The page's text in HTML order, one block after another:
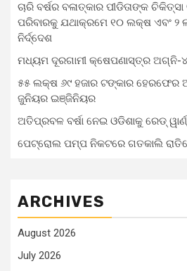
ଚାରି ବର୍ଷର ବଳାତ୍କାର ପୀଡିତାଙ୍କ
ପରିବାରକୁ ଯଥାକ୍ରମେ ୧୦ ଲକ୍ଷ ଏବଂ
ନିର୍ଦ୍ଦେଶ
ମଧ୍ୟମ ଦୂରଗାମୀ କ୍ଷେପଣାସ୍ତ୍ର ଅଗ୍ନି-
୫୫ ଲକ୍ଷ ୬୯ ହଜାର ଟଙ୍କାର ହେରଫେର
ଜୁନିୟର ଇଞ୍ଜିନିୟର
ଅତିପ୍ରବଳ ବର୍ଷା ନେଇ ଓଡିଶାକୁ ରେଡ୍
ପେଟ୍ରୋଲ ପମ୍ପ ନିକଟରେ ଗତକାଲି
ARCHIVES
August 2026
July 2026